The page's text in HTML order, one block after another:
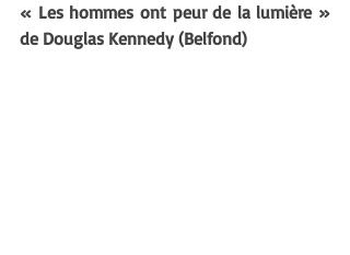
« Les hommes ont peur de la lumière »
de Douglas Kennedy (Belfond)